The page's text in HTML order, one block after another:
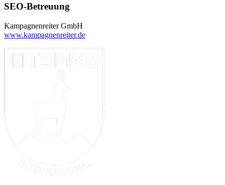
SEO-Betreuung
Kampagnenreiter GmbH
www.kampagnenreiter.de